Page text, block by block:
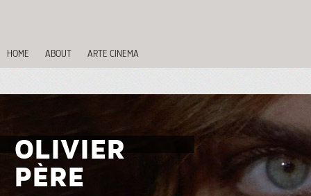
HOME ABOUT ARTE CINEMA
OLIVIER
PÈRE